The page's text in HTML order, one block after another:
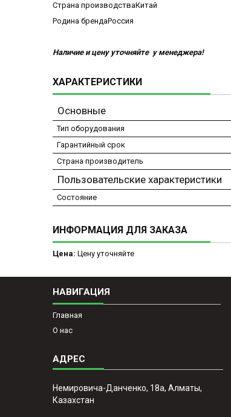
Страна производстваКитай
Родина брендаРоссия
Наличие и цену уточняйте у менеджера!
ХАРАКТЕРИСТИКИ
Основные
Тип оборудования
Гарантийный срок
Страна производитель
Пользовательские характеристики
Состояние
ИНФОРМАЦИЯ ДЛЯ ЗАКАЗА
Цена: Цену уточняйте
НАВИГАЦИЯ
Главная
О нас
Немировича-Данченко, 18а, Алматы,
Казахстан